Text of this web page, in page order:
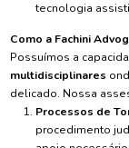
tecnologia
Como a Fachini
Possuímos a
multidisciplinares
delicado. Nossa
Processos de
procedimento